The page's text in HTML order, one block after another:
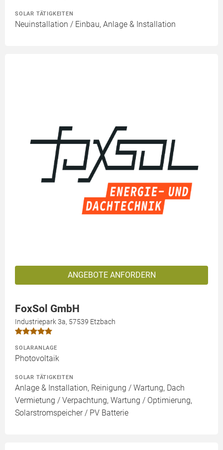
SOLAR TÄTIGKEITEN
Neuinstallation / Einbau, Anlage & Installation
ANGEBOTE ANFORDERN
FoxSol GmbH
Industriepark 3a, 57539 Etzbach
SOLARANLAGE
Photovoltaik
SOLAR TÄTIGKEITEN
Anlage & Installation, Reinigung / Wartung, Dach
Vermietung / Verpachtung, Wartung / Optimierung,
Solarstromspeicher / PV Batterie